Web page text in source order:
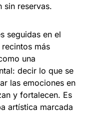
sin reservas.
seguidas en el
más
una
decir lo que se
las emociones en
y fortalecen. Es
artística marcada